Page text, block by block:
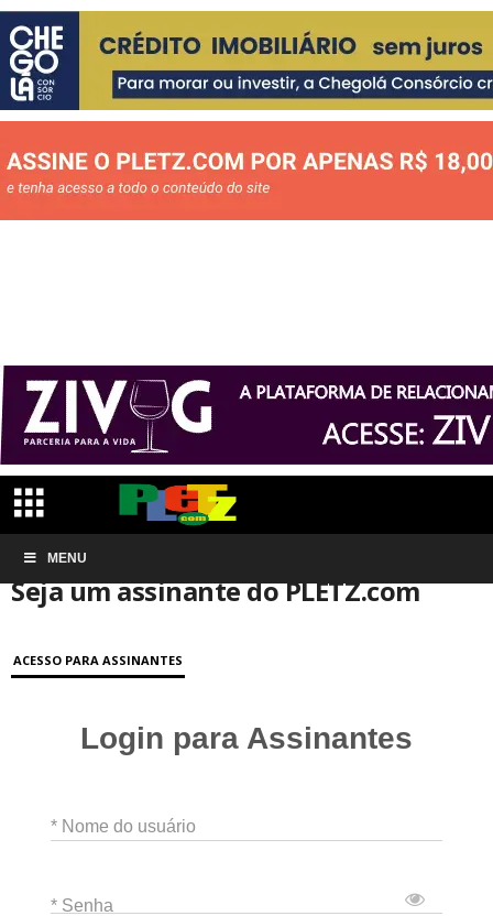
MENU
Início Conta de associação
Seja um assinante do PLETZ.com
ACESSO PARA ASSINANTES
Login para Assinantes
* Nome do usuário
* Senha